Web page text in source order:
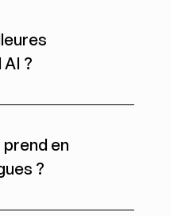
?
en
?